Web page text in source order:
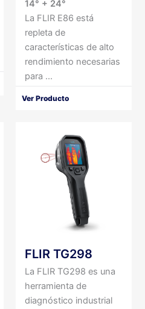
14° + 24°
La FLIR E86 está
repleta de
características de alto
rendimiento necesarias
para ...
Ver Producto
FLIR TG298
La FLIR TG298 es una
herramienta de
diagnóstico industrial